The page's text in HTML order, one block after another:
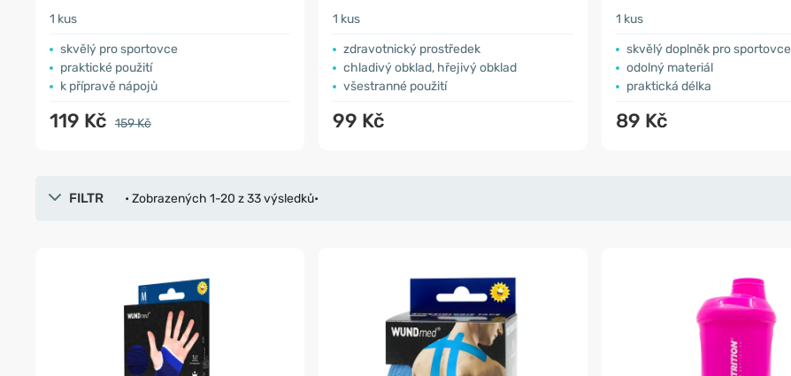
1 kus
skvělý pro sportovce
praktické použití
k přípravě nápojů
119 Kč 159 Kč
1 kus
zdravotnický prostředek
chladivý obklad, hřejivý obklad
všestranné použití
99 Kč
1 kus
skvělý doplněk pro sportovce
odolný materiál
praktická délka
89 Kč
FILTR • Zobrazených 1-20 z 33 výsledků•